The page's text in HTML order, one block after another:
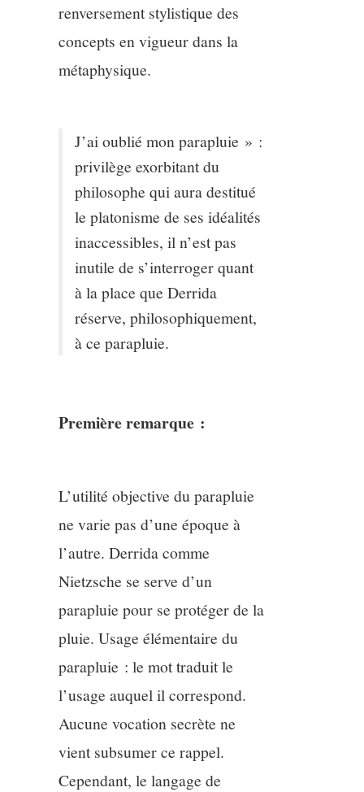
renversement stylistique des
concepts en vigueur dans la
métaphysique.
J’ai oublié mon parapluie » :
privilège exorbitant du
philosophe qui aura destitué
le platonisme de ses idéalités
inaccessibles, il n’est pas
inutile de s’interroger quant
à la place que Derrida
réserve, philosophiquement,
à ce parapluie.
Première remarque :
L’utilité objective du parapluie
ne varie pas d’une époque à
l’autre. Derrida comme
Nietzsche se serve d’un
parapluie pour se protéger de la
pluie. Usage élémentaire du
parapluie : le mot traduit le
l’usage auquel il correspond.
Aucune vocation secrète ne
vient subsumer ce rappel.
Cependant, le langage de